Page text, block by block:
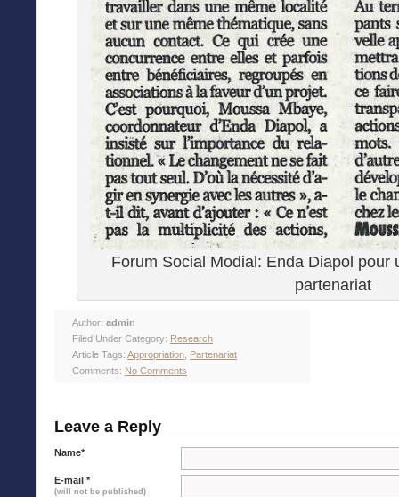
Forum Social Modial: Enda Diapol pour
partenariat
Author: admin
Filed Under Category: Research
Article Tags: Appropriation Partenariat
Comments: No Comments
Leave a Reply
Name*
E-mail *
(will not be published)